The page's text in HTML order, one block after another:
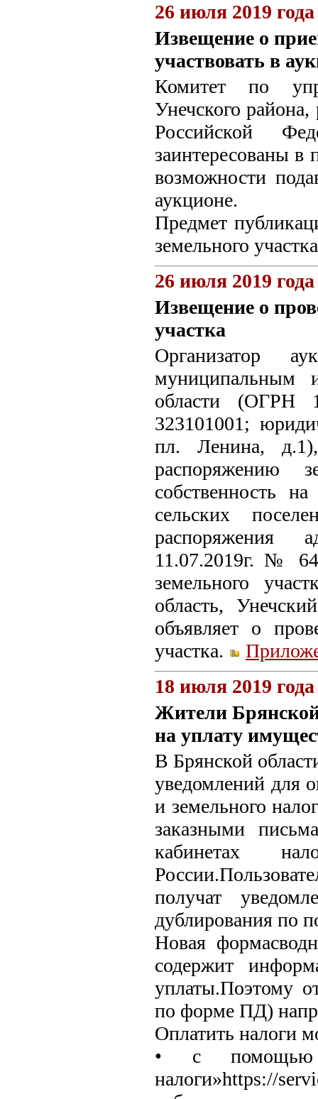
26 июля 2019 года
Извещение о
участвовать в
Комитет по
Унечского района,
Российской
заинтересованы в
возможности
аукционе.
Предмет
земельного
26 июля 2019 года
Извещение о
участка
Организатор
муниципальным
области (ОГРН
323101001;
пл. Ленина,
распоряжению
собственность
сельских
распоряжения
11.07.2019г. №
земельного
область,
объявляет о
участка.
18 июля 2019 года
Жители Брянской
на уплату
В Брянской
уведомлений для
и земельного
заказными
кабинетах
получат
дублирования по
Новая
содержит
уплаты.Поэтому
по форме ПД)
Оплатить налоги
• с помощью
налоги»https://